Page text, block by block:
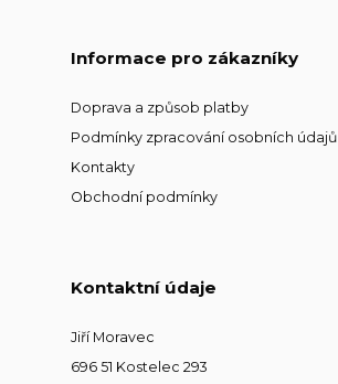
Informace pro zákazníky
Doprava a způsob platby
Podmínky zpracování osobních údajů
Kontakty
Obchodní podmínky
Kontaktní údaje
Jiří Moravec
696 51 Kostelec 293